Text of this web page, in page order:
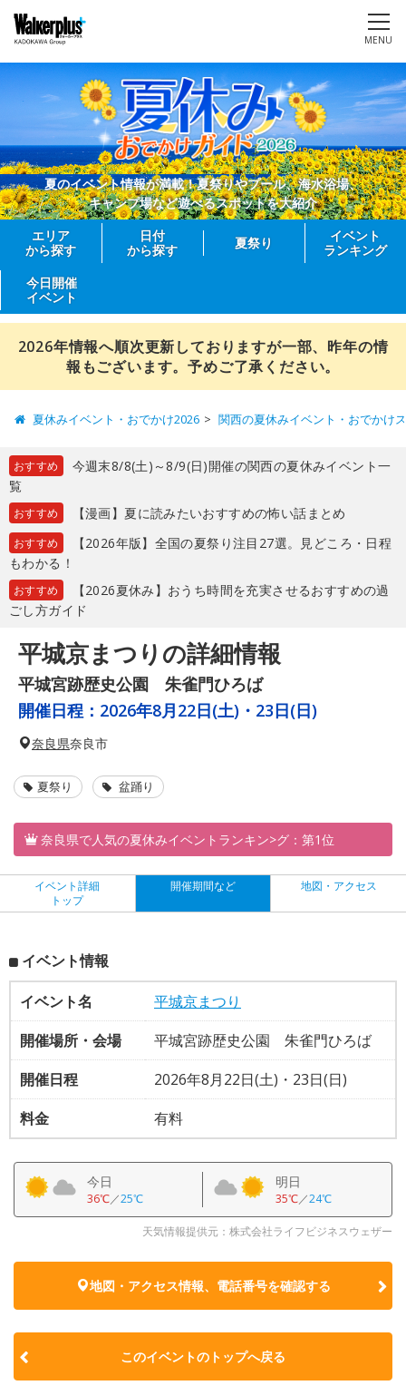
MENU
夏のイベント情報が満載！夏祭りやプール、海水浴場、
キャンプ場など遊べるスポットを大紹介
エリア
から探す
日付
から探す
夏祭り
イベント
ランキング
今日開催
イベント
2026年情報へ順次更新しておりますが一部、昨年の情
報もございます。予めご了承ください。
夏休みイベント・おでかけ2026 関西の夏休みイベント・おでかけ
おすすめ
今週末8/8(土)～8/9(日)開催の関西の夏休みイベント一
覧
おすすめ 【漫画】夏に読みたいおすすめの怖い話まとめ
おすすめ
【2026年版】全国の夏祭り注目27選。見どころ・日程
もわかる！
おすすめ
【2026夏休み】おうち時間を充実させるおすすめの過
ごし方ガイド
平城京まつりの詳細情報
平城宮跡歴史公園 朱雀門ひろば
開催日程： 2026年8月22日(土)・23日(日)
奈良県奈良市
夏祭り 盆踊り
奈良県で人気の夏休みイベントランキン>グ：第1位
イベント詳細
トップ
開催期間など 地図・アクセス
イベント情報
イベント名
平城京まつり
開催場所・会場
平城宮跡歴史公園 朱雀門ひろば
開催日程
2026年8月22日(土)・23日(日)
料金
有料
今日
36℃／25℃
明日
35℃／24℃
天気情報提供元：株式会社ライフビジネスウェザー
地図・アクセス情報、電話番号を確認する
このイベントのトップへ戻る